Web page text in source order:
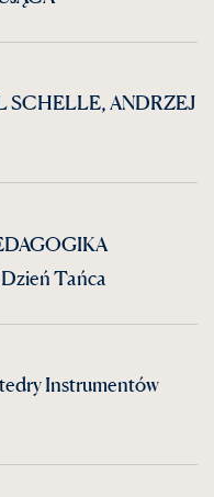
SCHELLE, ANDRZEJ
Tańca
Instrumentów